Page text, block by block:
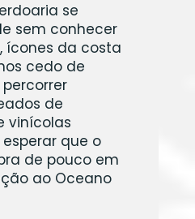
se
sem conhecer
ícones da costa
cedo de
de
vinícolas
que o
de pouco em
ao Oceano